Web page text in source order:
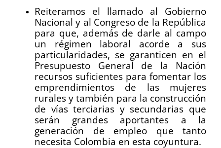
Reiteramos el llamado al Gobierno
Nacional y al Congreso de la República
para que, además de darle al campo
un régimen laboral acorde a sus
particularidades, se garanticen en el
Presupuesto General de la Nación
recursos suficientes para fomentar los
emprendimientos de las mujeres
rurales y también para la construcción
de vías terciarias y secundarias que
serán grandes aportantes a la
generación de empleo que tanto
necesita Colombia en esta coyuntura.